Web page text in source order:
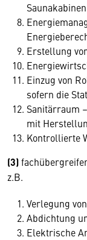
Saunakabinen
Erstellung
Einzug von
sofern die
Sanitärraum
mit
Kontrollierte
(3)
z.B.
Verlegung
Abdichtung
Elektrische